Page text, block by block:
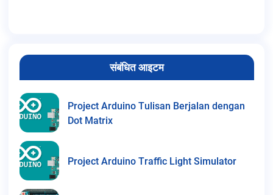
संबंधित आइटम
Project Arduino Tulisan Berjalan dengan
Dot Matrix
Project Arduino Traffic Light Simulator